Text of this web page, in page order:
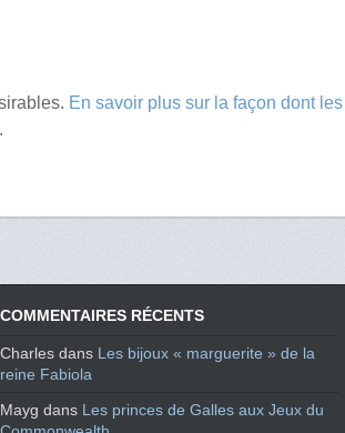
En savoir plus sur la façon dont les
.
COMMENTAIRES RÉCENTS
Charles dans Les bijoux « marguerite » de la
reine Fabiola
Mayg dans Les princes de Galles aux Jeux du